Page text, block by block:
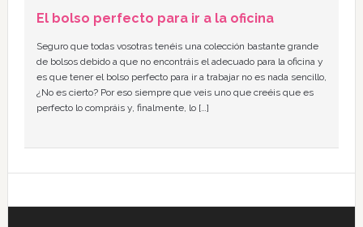
El bolso perfecto para ir a la oficina
Seguro que todas vosotras tenéis una colección bastante grande
de bolsos debido a que no encontráis el adecuado para la oficina y
es que tener el bolso perfecto para ir a trabajar no es nada sencillo,
¿No es cierto? Por eso siempre que veis uno que creéis que es
perfecto lo compráis y, finalmente, lo […]